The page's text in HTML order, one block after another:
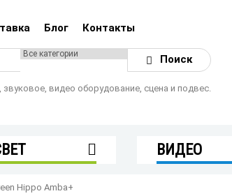
Блог Контакты
Поиск
видео оборудование, сцена и подвес.
ВИДЕО
Hippo Amba+